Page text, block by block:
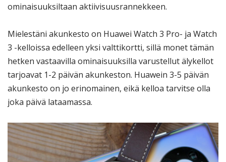
ominaisuuksiltaan aktiivisuusrannekkeen.
Mielestäni akunkesto on Huawei Watch 3 Pro- ja Watch
3 -kelloissa edelleen yksi valttikortti, sillä monet tämän
hetken vastaavilla ominaisuuksilla varustellut älykellot
tarjoavat 1-2 päivän akunkeston. Huawein 3-5 päivän
akunkesto on jo erinomainen, eikä kelloa tarvitse olla
joka päivä lataamassa.